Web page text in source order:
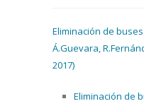
Eliminación de
Á.Guevara,
2017)
Eliminación de